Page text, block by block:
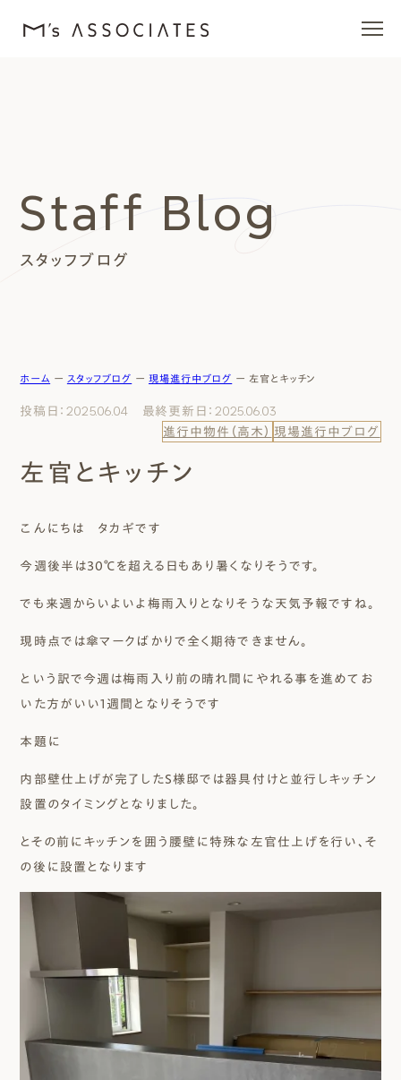
エムズを愛する人たち
施工事例
エムズのこと
0120-40-6613
モデルハウスを見る
スタッフブログ
Staff Blog
ホーム ー スタッフブログ ー 現場進行中ブログ ー 左官とキッチン
投稿日：2025.06.04 最終更新日：2025.06.03
進行中物件（高木） 現場進行中ブログ
左官とキッチン
こんにちは タカギです
今週後半は30℃を超える日もあり暑くなりそうです。
でも来週からいよいよ梅雨入りとなりそうな天気予報ですね。
現時点では傘マークばかりで全く期待できません。
という訳で今週は梅雨入り前の晴れ間にやれる事を進めてお
いた方がいい1週間となりそうです
本題に
内部壁仕上げが完了したＳ様邸では器具付けと並行しキッチン
設置のタイミングとなりました。
とその前にキッチンを囲う腰壁に特殊な左官仕上げを行い、そ
の後に設置となります